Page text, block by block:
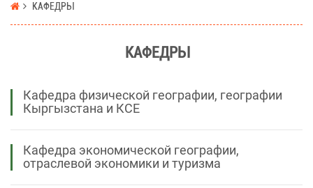
КАФЕДРЫ
КАФЕДРЫ
Кафедра физической географии, географии
Кыргызстана и КСЕ
Кафедра экономической географии,
отраслевой экономики и туризма